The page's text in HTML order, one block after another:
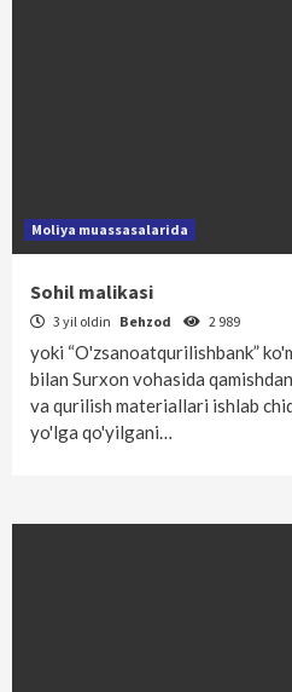
Moliya muassasalarida
Sohil malikasi
3 yil oldin Behzod 2 989
yoki “O'zsanoatqurilishbank”
bilan Surxon vohasida
va qurilish materiallari ishlab
yo'lga qo'yilgani…